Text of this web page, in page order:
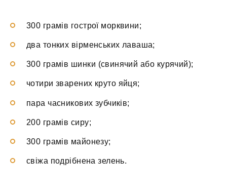
300 грамів гострої морквини;
два тонких вірменських лаваша;
300 грамів шинки (свинячий або курячий);
чотири зварених круто яйця;
пара часникових зубчиків;
200 грамів сиру;
300 грамів майонезу;
свіжа подрібнена зелень.